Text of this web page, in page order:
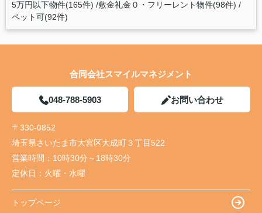
5万円以下物件(165件) 敷金礼金０・フリーレント物件(98件)
ペット可(92件)
合同会社スマイルマネジメント
048-788-5903 お問い合わせ
〒330-0852
埼玉県さいたま市大宮区大成町３丁目522
営業時間： 10時30分～18時30分
定休日： 火曜・水曜
トップページ